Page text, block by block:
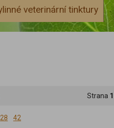
veterinární tinktury
Strana 1
28 42